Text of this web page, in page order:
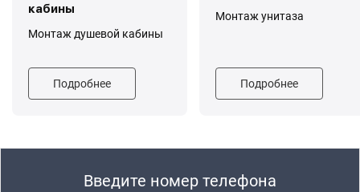
кабины
Монтаж душевой кабины
Подробнее
Монтаж унитаза
Подробнее
Введите номер телефона